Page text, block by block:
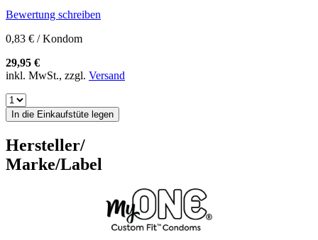
Bewertung schreiben
0,83 € / Kondom
29,95 €
inkl. MwSt., zzgl. Versand
In die Einkaufstüte legen
Hersteller/
Marke/Label